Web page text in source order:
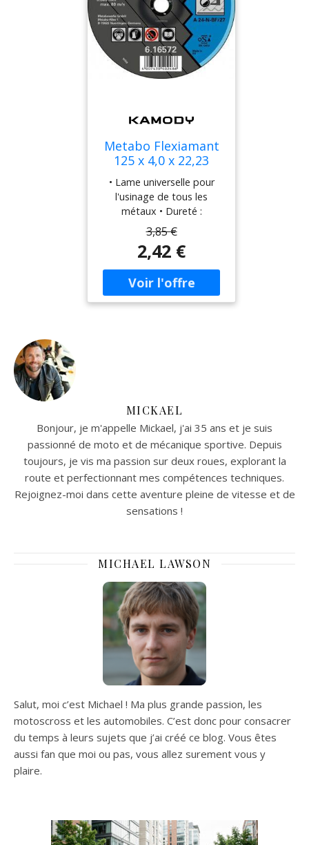
Metabo Flexiamant
125 x 4,0 x 22,23
acier, meule
d'ébarbage, modele
coudé 616680000
• Lame universelle pour
l'usinage de tous les
métaux • Dureté :
moyenne • Performances
de coupe élevées et
longue durée de vie. •
Vitesse de travail
maximale de 80 m/s
Caractéristiques
3,85 €
2,42 €
MICKAEL
Bonjour, je m'appelle Mickael, j'ai 35 ans et je suis
passionné de moto et de mécanique sportive. Depuis
toujours, je vis ma passion sur deux roues, explorant la
route et perfectionnant mes compétences techniques.
Rejoignez-moi dans cette aventure pleine de vitesse et de
sensations !
MICHAEL LAWSON
Salut, moi c’est Michael ! Ma plus grande passion, les
motoscross et les automobiles. C’est donc pour consacrer
du temps à leurs sujets que j’ai créé ce blog. Vous êtes
aussi fan que moi ou pas, vous allez surement vous y
plaire.